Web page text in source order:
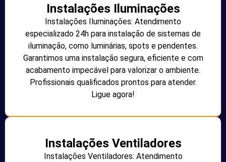
Instalações Iluminações
Instalações Iluminações: Atendimento
especializado 24h para instalação de sistemas de
iluminação, como luminárias, spots e pendentes.
Garantimos uma instalação segura, eficiente e com
acabamento impecável para valorizar o ambiente.
Profissionais qualificados prontos para atender.
Ligue agora!
Instalações Ventiladores
Instalações Ventiladores: Atendimento